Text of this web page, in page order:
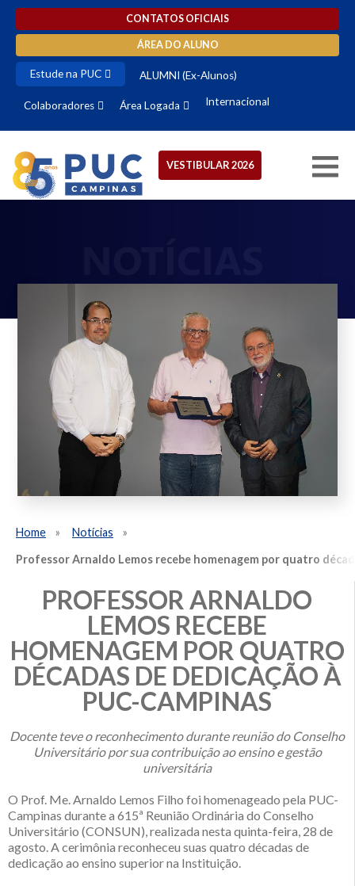
CONTATOS OFICIAIS
ÁREA DO ALUNO
Estude na PUC ALUMNI (Ex-Alunos)
Colaboradores Área Logada Internacional
VESTIBULAR 2026
Home
Notícias
Professor Arnaldo Lemos recebe homenagem por quatro
PROFESSOR ARNALDO
LEMOS RECEBE
HOMENAGEM POR QUATRO
DÉCADAS DE DEDICAÇÃO À
PUC-CAMPINAS
Docente teve o reconhecimento durante reunião do Conselho
Universitário por sua contribuição ao ensino e gestão
universitária
O Prof. Me. Arnaldo Lemos Filho foi homenageado pela PUC-
Campinas durante a 615ª Reunião Ordinária do Conselho
Universitário (CONSUN), realizada nesta quinta-feira, 28 de
agosto. A cerimônia reconheceu suas quatro décadas de
dedicação ao ensino superior na Instituição.